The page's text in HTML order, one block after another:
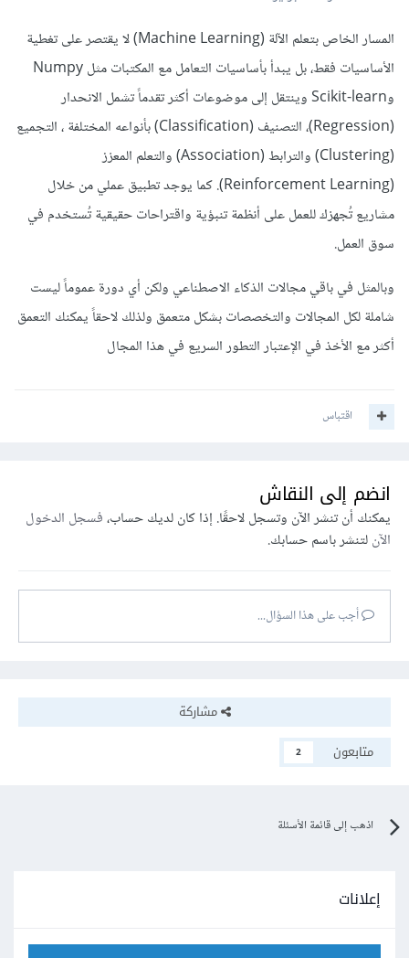
المسار الخاص بتعلم الآلة (Machine Learning) لا يقتصر على تغطية
الأساسيات فقط، بل يبدأ بأساسيات التعامل مع المكتبات مثل Numpy
وScikit-learn وينتقل إلى موضوعات أكثر تقدماً تشمل الانحدار
(Regression)، التصنيف (Classification) بأنواعه المختلفة ، التجميع
(Clustering) والترابط (Association) والتعلم المعزز
(Reinforcement Learning). كما يوجد تطبيق عملي من خلال
مشاريع تُجهزك للعمل على أنظمة تنبؤية واقتراحات حقيقية تُستخدم في
سوق العمل.
وبالمثل في باقي مجالات الذكاء الاصطناعي ولكن أي دورة عموماً ليست
شاملة لكل المجالات والتخصصات بشكل متعمق ولذلك لاحقاً يمكنك التعمق
أكثر مع الأخذ في الإعتبار التطور السريع في هذا المجال
اقتباس
انضم إلى النقاش
يمكنك أن تنشر الآن وتسجل لاحقًا. إذا كان لديك حساب،فسجل الدخول
الآنلتنشر باسم حسابك.
أجب على هذا السؤال...
مشاركة
متابعون
2
اذهب إلى قائمة الأسئلة
إعلانات